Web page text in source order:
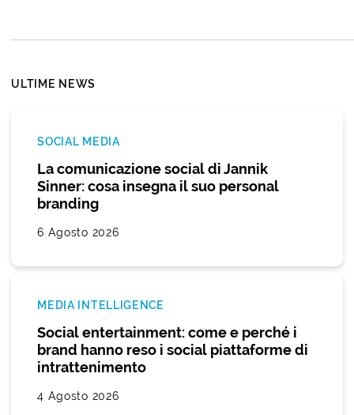
ULTIME NEWS
SOCIAL MEDIA
La comunicazione social di Jannik
Sinner: cosa insegna il suo personal
branding
6 Agosto 2026
MEDIA INTELLIGENCE
Social entertainment: come e perché i
brand hanno reso i social piattaforme di
intrattenimento
4 Agosto 2026